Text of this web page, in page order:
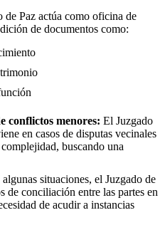
de Paz actúa como oficina de
de documentos como:
conflictos menores: El Juzgado
en casos de disputas vecinales
buscando una
situaciones, el Juzgado de
de conciliación entre las partes en
de acudir a instancias